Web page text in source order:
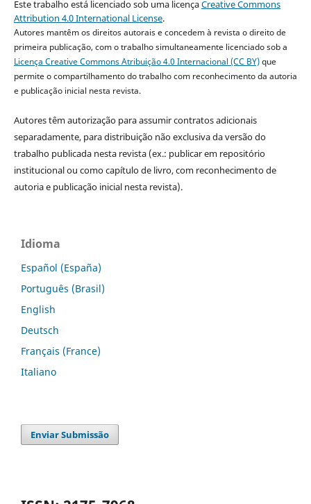
Este trabalho está licenciado sob uma licençaCreative Commons
Attribution 4.0 International License.
Autores mantêm os direitos autorais e concedem à revista o direito de
primeira publicação, com o trabalho simultaneamente licenciado sob a
Licença Creative Commons Atribuição 4.0 Internacional (CC BY)que
permite o compartilhamento do trabalho com reconhecimento da autoria
e publicação inicial nesta revista.
Autores têm autorização para assumir contratos adicionais
separadamente, para distribuição não exclusiva da versão do
trabalho publicada nesta revista (ex.: publicar em repositório
institucional ou como capítulo de livro, com reconhecimento de
autoria e publicação inicial nesta revista).
Idioma
Español (España)
Português (Brasil)
English
Deutsch
Français (France)
Italiano
Enviar Submissão